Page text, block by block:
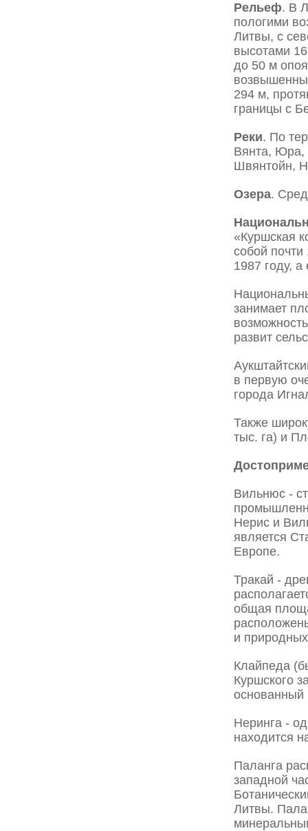
Рельеф. В
пологими
Литвы, с
высотами
до 50 м
294 м,
границы с
Реки. По
Вянта, Юра,
Швянтойн,
Озера.
«Куршская
собой
1987 году,
занимает
развит
в первую
города
Также
тыс. га) и
Вильнюс -
Нерис и
является
Европе.
Тракай -
общая
и
Клайпеда
Куршского
основанный
Неринга -
находится
Паланга
западной
Литвы.